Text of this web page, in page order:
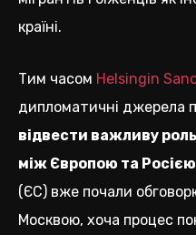
країні.
Тим часом Helsingin
дипломатичні джерела
відвести важливу
між Європою та Росією
(ЄС) вже почали
Москвою, хоча процес